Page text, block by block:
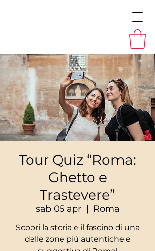
Tour Quiz “Roma:
Ghetto e
Trastevere”
sab 05 apr
  |
Roma
Scopri la storia e il fascino di una
delle zone più autentiche e